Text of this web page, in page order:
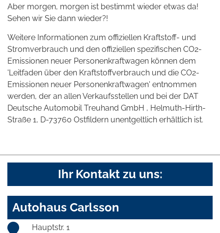
Aber morgen, morgen ist bestimmt wieder etwas da!
Sehen wir Sie dann wieder?!
Weitere Informationen zum offiziellen Kraftstoff- und
Stromverbrauch und den offiziellen spezifischen CO2-
Emissionen neuer Personenkraftwagen können dem
'Leitfaden über den Kraftstoffverbrauch und die CO2-
Emissionen neuer Personenkraftwagen' entnommen
werden, der an allen Verkaufsstellen und bei der DAT
Deutsche Automobil Treuhand GmbH , Helmuth-Hirth-
Straße 1, D-73760 Ostfildern unentgeltlich erhältlich ist.
Ihr Kontakt zu uns:
Autohaus Carlsson
Hauptstr. 1